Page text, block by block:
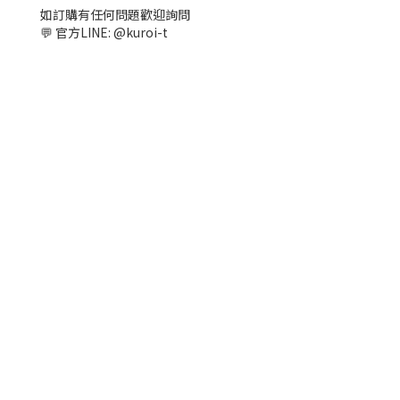
如訂購有任何問題歡迎詢問
💬 官方LINE: @kuroi-t